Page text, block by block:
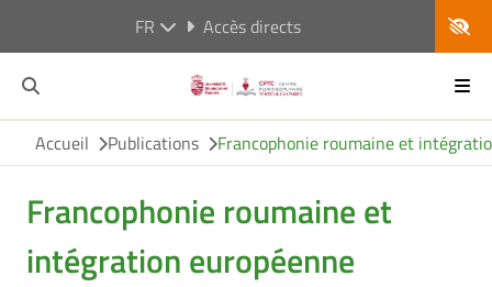
FR Accès directs
Accueil Publications Francophonie roumaine et
Francophonie roumaine et
intégration européenne